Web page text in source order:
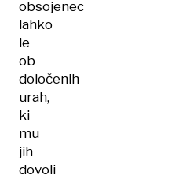
obsojenec
lahko
le
ob
določenih
urah,
ki
mu
jih
dovoli